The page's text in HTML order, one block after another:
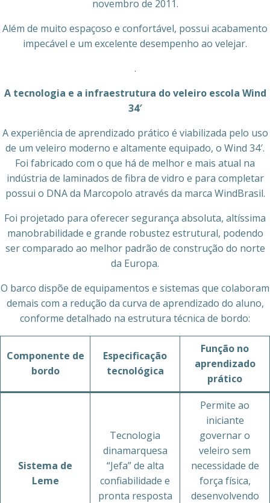
novembro de 2011.
Além de muito espaçoso e confortável, possui acabamento
impecável e um excelente desempenho ao velejar.
.
A tecnologia e a infraestrutura do veleiro escola Wind
34′
A experiência de aprendizado prático é viabilizada pelo uso
de um veleiro moderno e altamente equipado, o Wind 34′.
Foi fabricado com o que há de melhor e mais atual na
indústria de laminados de fibra de vidro e para completar
possui o DNA da Marcopolo através da marca WindBrasil.
Foi projetado para oferecer segurança absoluta, altíssima
manobrabilidade e grande robustez estrutural, podendo
ser comparado ao melhor padrão de construção do norte
da Europa.
O barco dispõe de equipamentos e sistemas que colaboram
demais com a redução da curva de aprendizado do aluno,
conforme detalhado na estrutura técnica de bordo:
Componente de
bordo
Especificação
tecnológica
Função no
aprendizado
prático
Sistema de
Leme
Tecnologia
dinamarquesa
“Jefa” de alta
confiabilidade e
pronta resposta
Permite ao
iniciante
governar o
veleiro sem
necessidade de
força física,
desenvolvendo